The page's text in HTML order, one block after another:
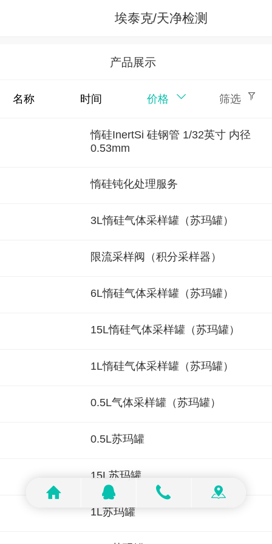
埃泰克/天净检测
产品展示
名称 时间 价格 筛选
惰硅InertSi 硅钢管 1/32英寸 内径
0.53mm
惰硅钝化处理服务
3L惰硅气体采样罐（苏玛罐）
限流采样阀（积分采样器）
6L惰硅气体采样罐（苏玛罐）
15L惰硅气体采样罐（苏玛罐）
1L惰硅气体采样罐（苏玛罐）
0.5L气体采样罐（苏玛罐）
0.5L苏玛罐
15L苏玛罐
1L苏玛罐